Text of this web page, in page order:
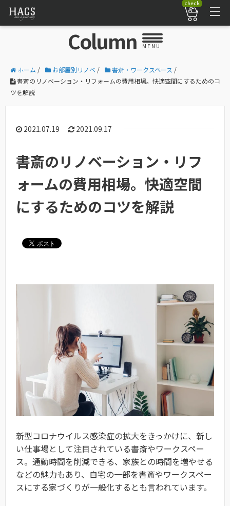
check
Column MENU
ホーム / お部屋別リノベ / 書斎・ワークスペース /
書斎のリノベーション・リフォームの費用相場。快適空間にするためのコ
ツを解説
2021.07.19 2021.09.17
書斎のリノベーション・リフ
ォームの費用相場。快適空間
にするためのコツを解説
新型コロナウイルス感染症の拡大をきっかけに、新し
い仕事場として注目されている書斎やワークスペー
ス。通勤時間を削減できる、家族との時間を増やせる
などの魅力もあり、自宅の一部を書斎やワークスペー
スにする家づくりが一般化するとも言われています。